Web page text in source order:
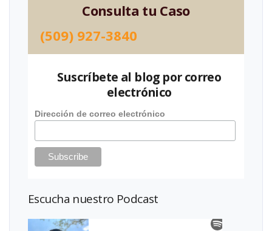
Consulta tu Caso
(509) 927-3840
Suscríbete al blog por correo
electrónico
Dirección de correo electrónico
Escucha nuestro Podcast